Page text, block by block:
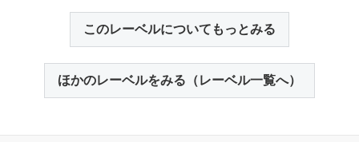
このレーベルについてもっとみる
ほかのレーベルをみる（レーベル一覧へ）